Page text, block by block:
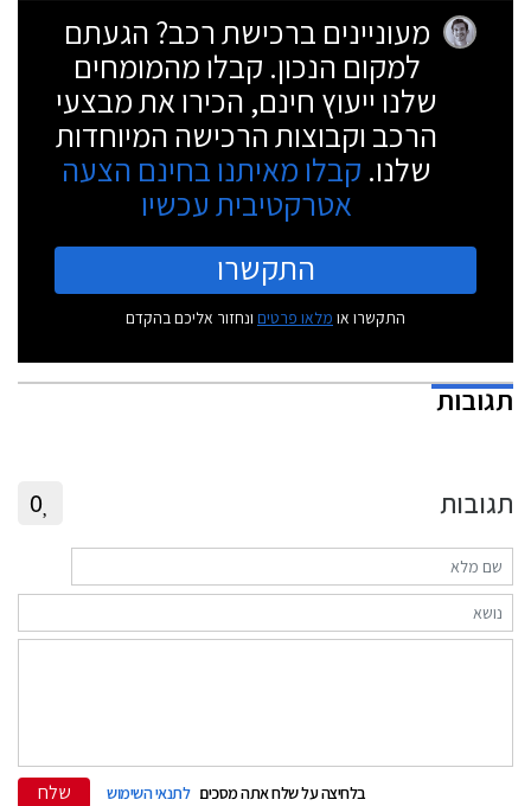
מעוניינים ברכישת רכב? הגעתם
למקום הנכון. קבלו מהמומחים
שלנו ייעוץ חינם, הכירו את מבצעי
הרכב וקבוצות הרכישה המיוחדות
שלנו. קבלו מאיתנו בחינם הצעה
אטרקטיבית עכשיו
התקשרו
התקשרו או מלאו פרטים ונחזור אליכם בהקדם
תגובות
תגובות 0
בלחיצה על שלח אתה מסכים לתנאי השימוש שלח